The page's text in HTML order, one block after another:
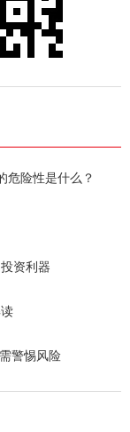
危险性是什么？
资利器
，需警惕风险